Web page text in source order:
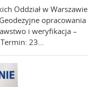
Oddział w Warszawie
opracowania
i weryfikacja –
23...